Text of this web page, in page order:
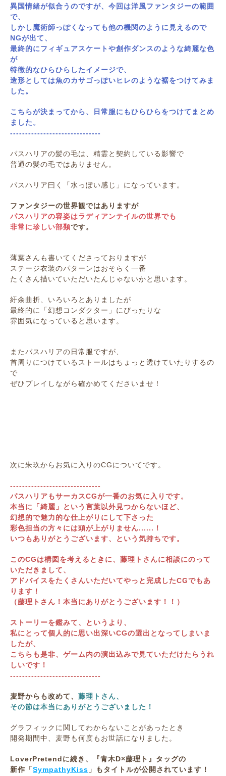
異国情緒が似合うのですが、今回は洋風ファンタジーの範囲
で、
しかし魔術師っぽくなっても他の機関のように見えるので
NGが出て、
最終的にフィギュアスケートや創作ダンスのような綺麗な色
が
特徴的なひらひらしたイメージで、
造形としては魚のカサゴっぽいヒレのような裾をつけてみま
した。
こちらが決まってから、日常服にもひらひらをつけてまとめ
ました。
------------------------------
パスハリアの髪の毛は、精霊と契約している影響で
普通の髪の毛ではありません。
パスハリア曰く「水っぽい感じ」になっています。
ファンタジーの世界観ではありますが
パスハリアの容姿はラディアンテイルの世界でも
非常に珍しい部類です。
薄葉さんも書いてくださっておりますが
ステージ衣装のパターンはおそらく一番
たくさん描いていただいたんじゃないかと思います。
紆余曲折、いろいろとありましたが
最終的に「幻想コンダクター」にぴったりな
雰囲気になっていると思います。
またパスハリアの日常服ですが、
首周りにつけているストールはちょっと透けていたりするの
で
ぜひプレイしながら確かめてくださいませ！
次に朱玖からお気に入りのCGについてです。
------------------------------
パスハリアもサーカスCGが一番のお気に入りです。
本当に「綺麗」という言葉以外見つからないほど、
幻想的で魅力的な仕上がりにして下さった
彩色担当の方々には頭が上がりません......！
いつもありがとうございます、という気持ちです。
このCGは構図を考えるときに、藤理トさんに相談にのって
いただきまして、
アドバイスをたくさんいただいてやっと完成したCGでもあ
ります！
（藤理トさん！本当にありがとうございます！！）
ストーリーを鑑みて、というより、
私にとって個人的に思い出深いCGの選出となってしまいま
したが、
こちらも是非、ゲーム内の演出込みで見ていただけたらうれ
しいです！
------------------------------
麦野からも改めて、 藤理トさん、
その節は本当にありがとうございました！
グラフィックに関してわからないことがあったとき
開発期間中、麦野も何度もお世話になりました。
LoverPretendに続き、『青木D×藤理ト』タッグの
新作「SympathyKiss 」もタイトルが公開されています！